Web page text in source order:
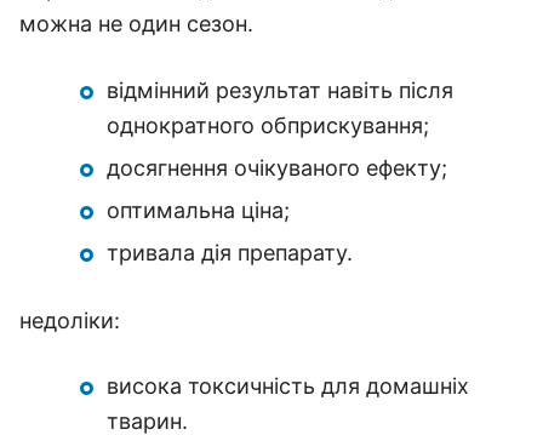
можна не один сезон.
відмінний результат навіть після
однократного обприскування;
досягнення очікуваного ефекту;
оптимальна ціна;
тривала дія препарату.
недоліки:
висока токсичність для домашніх
тварин.